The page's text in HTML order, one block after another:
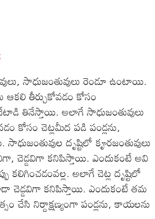
సాధుజంతువులు రెండూ ఉంటాయి.
ఆకలి తీర్చుకోవడం కోసం
తినేస్తాయి. అలాగే సాధుజంతువులు
కోసం చెట్లమీద పడి పండ్లను,
దృష్టిలో కౄరజంతువులు
చెడ్డవిగా కనిపిస్తాయి. ఎందుకంటే అవి
కలిగించడంవల్ల. అలాగే చెట్ల దృష్టిలో
చెడ్డవిగా కనిపిస్తాయి. ఎందుకంటే తమ
చేసి నిర్దాక్షణ్యంగా పండ్లను, కాయలను